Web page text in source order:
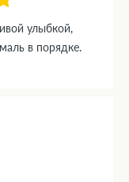
улыбкой,
в порядке.